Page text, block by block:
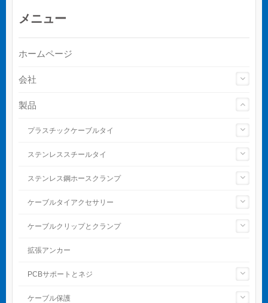
メニュー
ホームページ
会社
製品
プラスチックケーブルタイ
ステンレススチールタイ
ステンレス鋼ホースクランプ
ケーブルタイアクセサリー
ケーブルクリップとクランプ
拡張アンカー
PCBサポートとネジ
ケーブル保護